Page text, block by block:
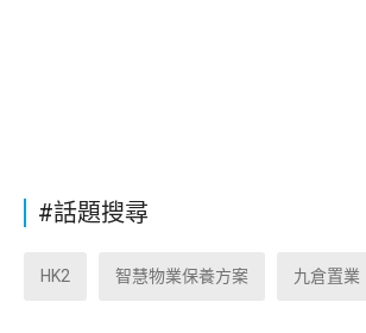
#話題搜尋
HK2 智慧物業保養方案 九倉置業